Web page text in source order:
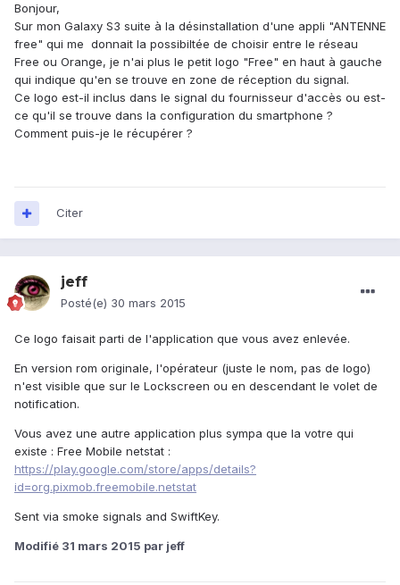
Bonjour,
Sur mon Galaxy S3 suite à la désinstallation d'une appli "ANTENNE
free" qui me donnait la possibiltée de choisir entre le réseau
Free ou Orange, je n'ai plus le petit logo "Free" en haut à gauche
qui indique qu'en se trouve en zone de réception du signal.
Ce logo est-il inclus dans le signal du fournisseur d'accès ou est-
ce qu'il se trouve dans la configuration du smartphone ?
Comment puis-je le récupérer ?
Citer
jeff
Posté(e) 30 mars 2015
Ce logo faisait parti de l'application que vous avez enlevée.
En version rom originale, l'opérateur (juste le nom, pas de logo)
n'est visible que sur le Lockscreen ou en descendant le volet de
notification.
Vous avez une autre application plus sympa que la votre qui
existe : Free Mobile netstat :
https://play.google.com/store/apps/details?
id=org.pixmob.freemobile.netstat
Sent via smoke signals and SwiftKey.
Modifié 31 mars 2015 par jeff